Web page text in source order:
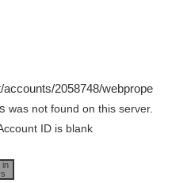
2058748/webprope
was not found on this server.
ID is blank
in